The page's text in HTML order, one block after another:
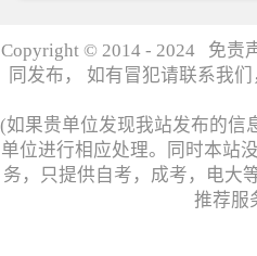
Copyright © 2014 - 2024 免责
同发布， 如有冒犯请联系我
(如果贵单位发现我站发布的信
单位进行相应处理。同时本站
务，只提供自考，成考，电大
推荐服